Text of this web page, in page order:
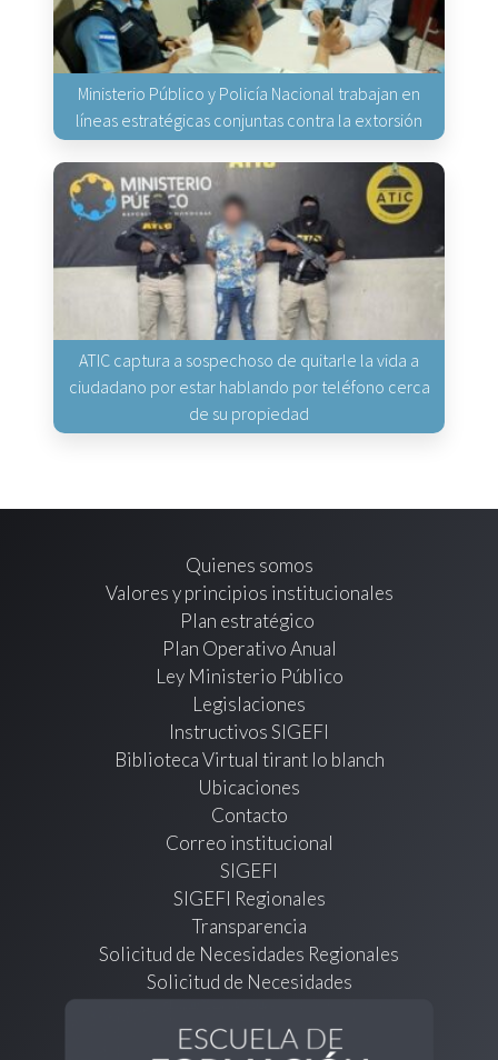
Ministerio Público y Policía Nacional trabajan en
líneas estratégicas conjuntas contra la extorsión
ATIC captura a sospechoso de quitarle la vida a
ciudadano por estar hablando por teléfono cerca
de su propiedad
Quienes somos
Valores y principios institucionales
Plan estratégico
Plan Operativo Anual
Ley Ministerio Público
Legislaciones
Instructivos SIGEFI
Biblioteca Virtual tirant lo blanch
Ubicaciones
Contacto
Correo institucional
SIGEFI
SIGEFI Regionales
Transparencia
Solicitud de Necesidades Regionales
Solicitud de Necesidades